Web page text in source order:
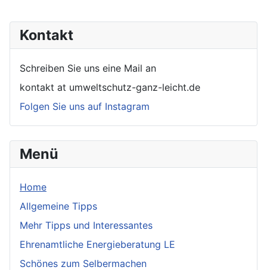
Kontakt
Schreiben Sie uns eine Mail an
kontakt at umweltschutz-ganz-leicht.de
Folgen Sie uns auf Instagram
Menü
Home
Allgemeine Tipps
Mehr Tipps und Interessantes
Ehrenamtliche Energieberatung LE
Schönes zum Selbermachen